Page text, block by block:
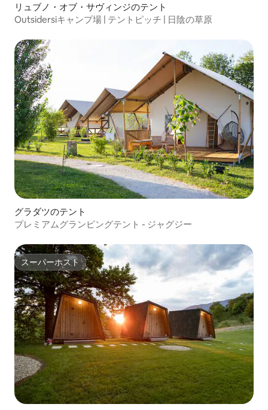
リュブノ・オブ・サヴィンジのテント
Outsidersiキャンプ場 | テントピッチ | 日陰の草原
グラダツのテント
プレミアムグランピングテント - ジャグジー
スーパーホスト
スーパーホスト